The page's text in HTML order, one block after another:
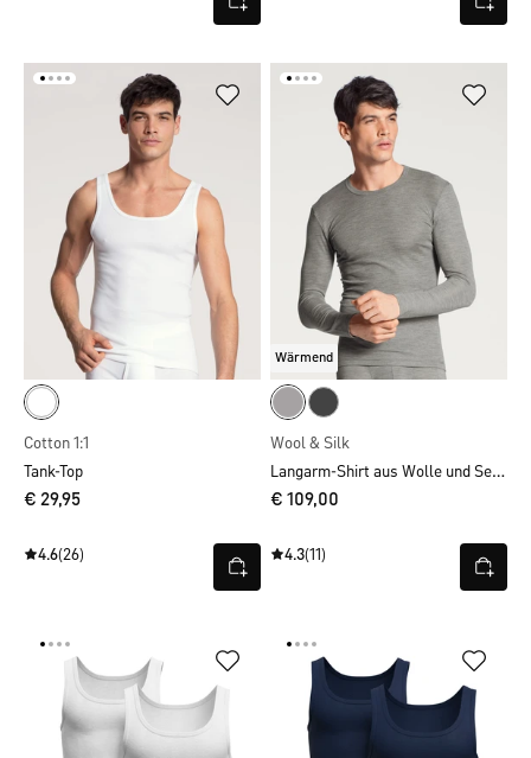
Cotton 1:1
Tank-Top
€ 29,95
4.6(26)
Wärmend
Wool & Silk
Langarm-Shirt aus Wolle und Seide
€ 109,00
4.3(11)